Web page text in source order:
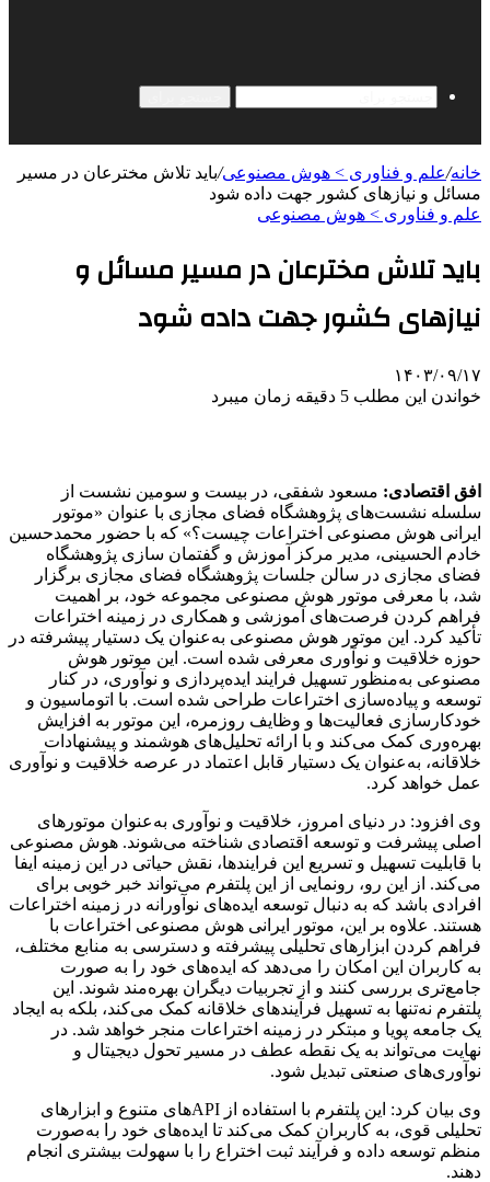
خانه/علم و فناوری‌ > هوش مصنوعی/باید تلاش مخترعان در مسیر
مسائل و نیازهای کشور جهت داده شود
علم و فناوری‌ > هوش مصنوعی
باید تلاش مخترعان در مسیر مسائل و
نیازهای کشور جهت داده شود
۱۴۰۳/۰۹/۱۷
خواندن این مطلب 5 دقیقه زمان میبرد
افق اقتصادی: مسعود شفقی، در بیست و سومین نشست از
سلسله نشست‌های پژوهشگاه فضای مجازی با عنوان «موتور
ایرانی هوش مصنوعی اختراعات چیست؟» که با حضور محمدحسین
خادم الحسینی، مدیر مرکز آموزش و گفتمان سازی پژوهشگاه
فضای مجازی در سالن جلسات پژوهشگاه فضای مجازی برگزار
شد، با معرفی موتور هوش مصنوعی مجموعه خود، بر اهمیت
فراهم کردن فرصت‌های آموزشی و همکاری در زمینه اختراعات
تأکید کرد. این موتور هوش مصنوعی به‌عنوان یک دستیار پیشرفته در
حوزه خلاقیت و نوآوری معرفی شده است. این موتور هوش
مصنوعی به‌منظور تسهیل فرایند ایده‌پردازی و نوآوری، در کنار
توسعه و پیاده‌سازی اختراعات طراحی شده است. با اتوماسیون و
خودکارسازی فعالیت‌ها و وظایف روزمره، این موتور به افزایش
بهره‌وری کمک می‌کند و با ارائه تحلیل‌های هوشمند و پیشنهادات
خلاقانه، به‌عنوان یک دستیار قابل اعتماد در عرصه خلاقیت و نوآوری
عمل خواهد کرد.
وی افزود: در دنیای امروز، خلاقیت و نوآوری به‌عنوان موتورهای
اصلی پیشرفت و توسعه اقتصادی شناخته می‌شوند. هوش مصنوعی
با قابلیت تسهیل و تسریع این فرایندها، نقش حیاتی در این زمینه ایفا
می‌کند. از این رو، رونمایی از این پلتفرم می‌تواند خبر خوبی برای
افرادی باشد که به دنبال توسعه ایده‌های نوآورانه در زمینه اختراعات
هستند. علاوه بر این، موتور ایرانی هوش مصنوعی اختراعات با
فراهم کردن ابزارهای تحلیلی پیشرفته و دسترسی به منابع مختلف،
به کاربران این امکان را می‌دهد که ایده‌های خود را به‌ صورت
جامع‌تری بررسی کنند و از تجربیات دیگران بهره‌مند شوند. این
پلتفرم نه‌تنها به تسهیل فرآیندهای خلاقانه کمک می‌کند، بلکه به ایجاد
یک جامعه پویا و مبتکر در زمینه اختراعات منجر خواهد شد. در
نهایت می‌تواند به یک نقطه عطف در مسیر تحول دیجیتال و
نوآوری‌های صنعتی تبدیل شود.
وی بیان کرد: این پلتفرم با استفاده از APIهای متنوع و ابزارهای
تحلیلی قوی، به کاربران کمک می‌کند تا ایده‌های خود را به‌صورت
منظم توسعه داده و فرآیند ثبت اختراع را با سهولت بیشتری انجام
دهند.